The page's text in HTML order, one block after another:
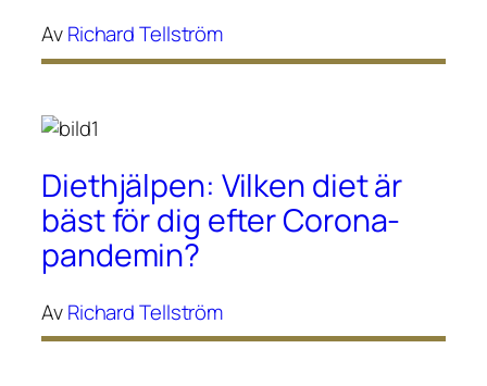
AvRichard Tellström
Diethjälpen: Vilken diet är
bäst för dig efter Corona-
pandemin?
AvRichard Tellström